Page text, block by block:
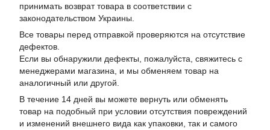
принимать возврат товара в соответствии с
законодательством Украины.
Все товары перед отправкой проверяются на отсутствие
дефектов.
Если вы обнаружили дефекты, пожалуйста, свяжитесь с
менеджерами магазина, и мы обменяем товар на
аналогичный или другой.
В течение 14 дней вы можете вернуть или обменять
товар на подобный при условии отсутствия повреждений
и изменений внешнего вида как упаковки, так и самого